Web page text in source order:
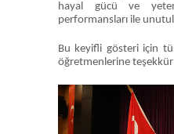
hayal gücü ve
performansları ile
Bu keyifli gösteri için
öğretmenlerine teşekkür